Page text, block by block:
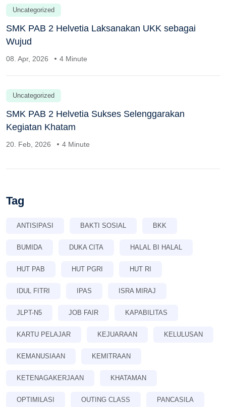
Uncategorized
SMK PAB 2 Helvetia Laksanakan UKK sebagai
Wujud
08. Apr, 2026 4 Minute
Uncategorized
SMK PAB 2 Helvetia Sukses Selenggarakan
Kegiatan Khatam
20. Feb, 2026 4 Minute
Tag
ANTISIPASI BAKTI SOSIAL BKK
BUMIDA DUKA CITA HALAL BI HALAL
HUT PAB HUT PGRI HUT RI
IDUL FITRI IPAS ISRA MIRAJ
JLPT-N5 JOB FAIR KAPABILITAS
KARTU PELAJAR KEJUARAAN KELULUSAN
KEMANUSIAAN KEMITRAAN
KETENAGAKERJAAN KHATAMAN
OPTIMILASI OUTING CLASS PANCASILA